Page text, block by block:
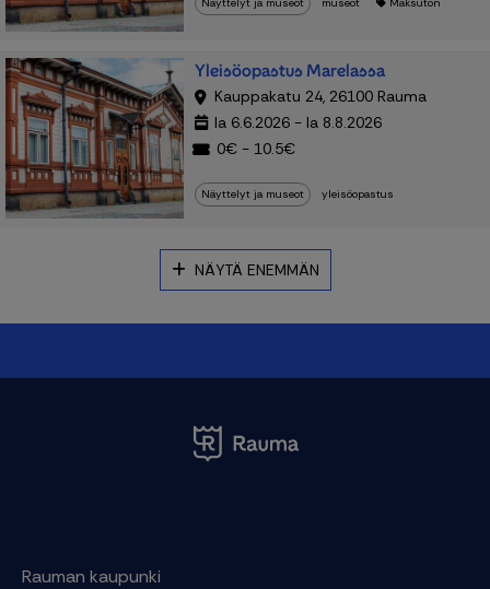
Yleisöopastus Marelassa
Kauppakatu 24, 26100 Rauma
la 6.6.2026 - la 8.8.2026
0€ - 10.5€
Näyttelyt ja museot yleisöopastus
NÄYTÄ ENEMMÄN
Rauman kaupunki